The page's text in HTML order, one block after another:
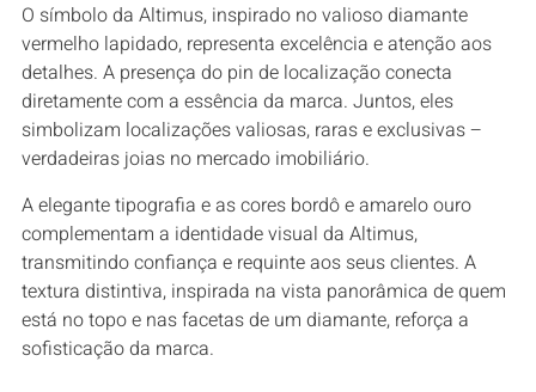
O símbolo da Altimus, inspirado no valioso diamante
vermelho lapidado, representa excelência e atenção aos
detalhes. A presença do pin de localização conecta
diretamente com a essência da marca. Juntos, eles
simbolizam localizações valiosas, raras e exclusivas –
verdadeiras joias no mercado imobiliário.
A elegante tipografia e as cores bordô e amarelo ouro
complementam a identidade visual da Altimus,
transmitindo confiança e requinte aos seus clientes. A
textura distintiva, inspirada na vista panorâmica de quem
está no topo e nas facetas de um diamante, reforça a
sofisticação da marca.